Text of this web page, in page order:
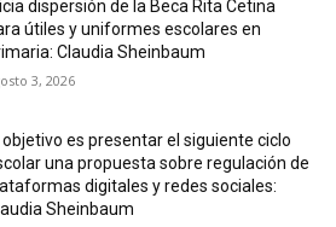
dispersión de la Beca Rita Cetina
útiles y uniformes escolares en
Claudia Sheinbaum
3, 2026
objetivo es presentar el siguiente ciclo
una propuesta sobre regulación de
digitales y redes sociales:
Sheinbaum